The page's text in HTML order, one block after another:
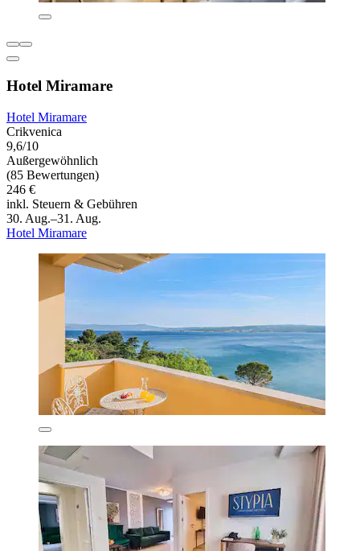
Hotel Miramare
Hotel Miramare
Crikvenica
9,6/10
Außergewöhnlich
(85 Bewertungen)
246 €
inkl. Steuern & Gebühren
30. Aug.–31. Aug.
Hotel Miramare